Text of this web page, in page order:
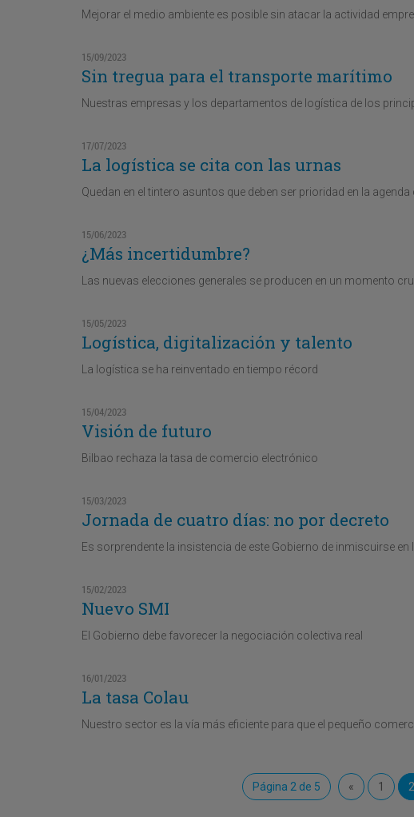
Mejorar el medio ambiente es posible sin atacar la actividad
15/09/2023
Sin tregua para el transporte marítimo
Nuestras empresas y los departamentos de logística de los
17/07/2023
La logística se cita con las urnas
Quedan en el tintero asuntos que deben ser prioridad en la
15/06/2023
¿Más incertidumbre?
Las nuevas elecciones generales se producen en un momento
15/05/2023
Logística, digitalización y talento
La logística se ha reinventado en tiempo récord
15/04/2023
Visión de futuro
Bilbao rechaza la tasa de comercio electrónico
15/03/2023
Jornada de cuatro días: no por decreto
Es sorprendente la insistencia de este Gobierno de inmiscuirse
15/02/2023
Nuevo SMI
El Gobierno debe favorecer la negociación colectiva real
16/01/2023
La tasa Colau
Nuestro sector es la vía más eficiente para que el pequeño
Página 2 de 5 « 1 2